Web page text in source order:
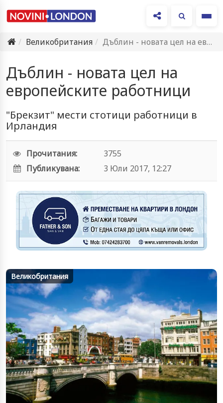
Великобритания
Дъблин - новата цел на европейските работници
Дъблин - новата цел на
европейските работници
"Брекзит" мести стотици работници в
Ирландия
Прочитания:
3755
Публикувана:
3 Юли 2017, 12:27
Великобритания